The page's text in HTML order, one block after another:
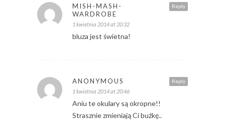
Reply
MISH-MASH-
WARDROBE
1 kwietnia 2014 at 20:32
bluza jest świetna!
Reply
ANONYMOUS
1 kwietnia 2014 at 20:46
Aniu te okulary są okropne!!
Strasznie zmieniają Ci buźkę..